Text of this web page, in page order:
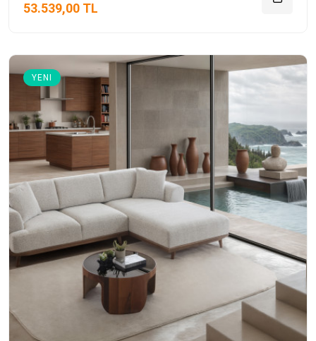
53.539,00 TL
YENI